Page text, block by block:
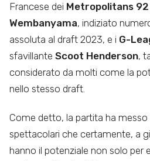
Francese dei Metropolitans 92
Wembanyama, indiziato
assoluta al draft 2023, e i G-
sfavillante Scoot Henderson,
considerato da molti come la
nello stesso draft.
Come detto, la partita ha
spettacolari che certamente, a
hanno il potenziale non solo per